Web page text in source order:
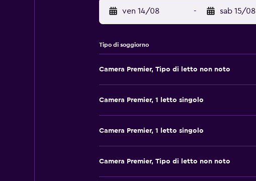
ven 14/08 - sab 15/08
Tipo di soggiorno
Camera Premier, Tipo di letto non noto
Camera Premier, 1 letto singolo
Camera Premier, 1 letto singolo
Camera Premier, Tipo di letto non noto